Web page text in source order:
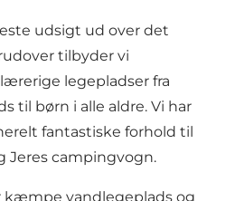
udsigt ud over det
tilbyder vi
legepladser fra
til børn i alle aldre. Vi har
fantastiske forhold til
Jeres campingvogn.
kæmpe vandlegeplads og